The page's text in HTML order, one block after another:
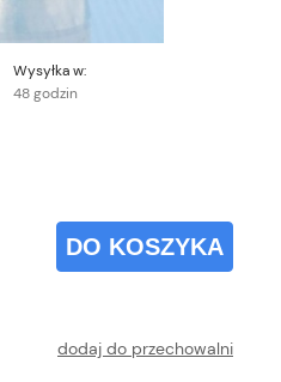
Wysyłka w:
48 godzin
DO KOSZYKA
dodaj do przechowalni